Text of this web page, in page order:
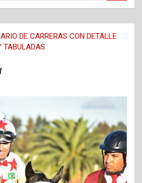
DE CARRERAS CON DETALLE
TABULADAS